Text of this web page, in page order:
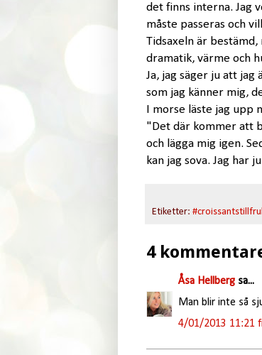
det finns interna. Jag
måste passeras och
Tidsaxeln är
dramatik, värme och
Ja, jag säger ju att jag
som jag känner mig,
I morse läste jag upp
"Det där kommer att
och lägga mig igen.
kan jag sova. Jag har
Etiketter:
4
Åsa Hellbergsa...
Man blir inte så
4/01/2013 11:21